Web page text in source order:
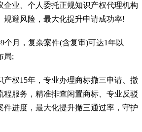
企业、个人委托正规知识产权代理机构
规避风险，最大化提升申请成功率!
个月，复杂案件(含复审)可达1年以
局;
产权15年，专业办理商标撤三申请、撤
程服务，精准排查闲置商标、专业反驳
件进度，最大化提升撤三通过率，守护